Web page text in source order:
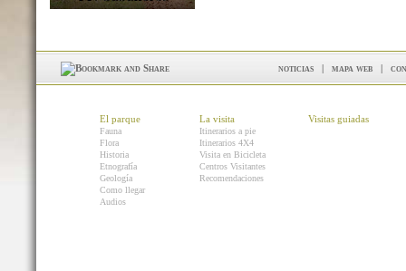
noticias | mapa web |
El parque
Fauna
Flora
Historia
Etnografía
Geología
Como llegar
Audios
La visita
Itinerarios a pie
Itinerarios 4X4
Visita en Bicicleta
Centros Visitantes
Recomendaciones
Visitas guiadas